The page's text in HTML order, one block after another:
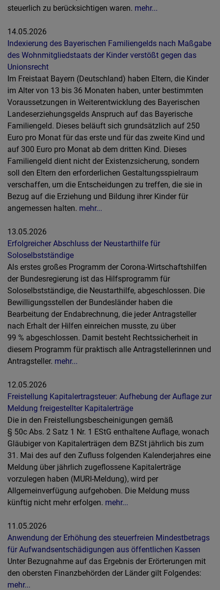
steuerlich zu berücksichtigen waren. mehr...
14.05.2026
Indexierung des Bayerischen Familiengelds nach Maßgabe
des Wohnmitgliedstaats der Kinder verstößt gegen das
Unionsrecht
Im Freistaat Bayern (Deutschland) haben Eltern, die Kinder
im Alter von 13 bis 36 Monaten haben, unter bestimmten
Voraussetzungen in Weiterentwicklung des Bayerischen
Landeserziehungsgelds Anspruch auf das Bayerische
Familiengeld. Dieses beläuft sich grundsätzlich auf 250
Euro pro Monat für das erste und für das zweite Kind und
auf 300 Euro pro Monat ab dem dritten Kind. Dieses
Familiengeld dient nicht der Existenzsicherung, sondern
soll den Eltern den erforderlichen Gestaltungsspielraum
verschaffen, um die Entscheidungen zu treffen, die sie in
Bezug auf die Erziehung und Bildung ihrer Kinder für
angemessen halten. mehr...
13.05.2026
Erfolgreicher Abschluss der Neustarthilfe für
Soloselbstständige
Als erstes großes Programm der Corona-Wirtschaftshilfen
der Bundesregierung ist das Hilfsprogramm für
Soloselbstständige, die Neustarthilfe, abgeschlossen. Die
Bewilligungsstellen der Bundesländer haben die
Bearbeitung der Endabrechnung, die jeder Antragsteller
nach Erhalt der Hilfen einreichen musste, zu über
99 % abgeschlossen. Damit besteht Rechtssicherheit in
diesem Programm für praktisch alle Antragstellerinnen und
Antragsteller. mehr...
12.05.2026
Freistellung Kapitalertragsteuer: Aufhebung der Auflage zur
Meldung freigestellter Kapitalerträge
Die in den Freistellungsbescheinigungen gemäß
§ 50c Abs. 2 Satz 1 Nr. 1 EStG enthaltene Auflage, wonach
Gläubiger von Kapitalerträgen dem BZSt jährlich bis zum
31. Mai des auf den Zufluss folgenden Kalenderjahres eine
Meldung über jährlich zugeflossene Kapitalerträge
vorzulegen haben (MURI-Meldung), wird per
Allgemeinverfügung aufgehoben. Die Meldung muss
künftig nicht mehr erfolgen. mehr...
11.05.2026
Anwendung der Erhöhung des steuerfreien Mindestbetrags
für Aufwandsentschädigungen aus öffentlichen Kassen
Unter Bezugnahme auf das Ergebnis der Erörterungen mit
den obersten Finanzbehörden der Länder gilt Folgendes:
mehr...